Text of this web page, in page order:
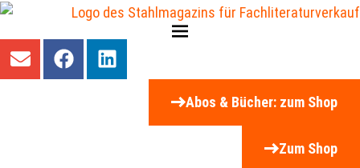
Abos & Bücher: zum Shop
Zum Shop